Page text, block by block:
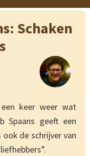
Schaken
keer weer wat
Spaans geeft een
de schrijver van